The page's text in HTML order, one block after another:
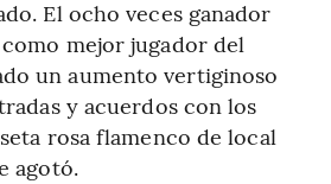
El ocho veces ganador
mejor jugador del
un aumento vertiginoso
y acuerdos con los
rosa flamenco de local
agotó.